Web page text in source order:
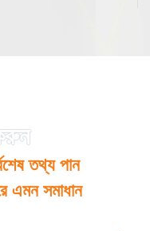
তথ্য পান
এমন সমাধান